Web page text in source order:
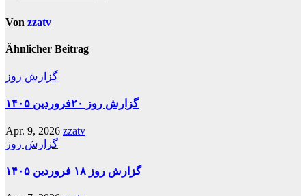
Von zzatv
Ähnlicher Beitrag
گزارش روز
گزارش روز ۲۰فروردین ۱۴۰۵
Apr. 9, 2026 zzatv
گزارش روز
گزارش روز ۱۸ فروردین ۱۴۰۵